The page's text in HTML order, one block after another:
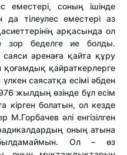
еместері, соның ішінде
да тілеулес еместері аз
арқасында ол
зор беделге ие болды.
аренаға қайта құру
қоғамдық қайраткерлерге
саясатқа есімі әбден
жылдың өзінде бұл есім
кірген болатын, ол кезде
М.Горбачев әлі енгізілген
оның атына
Ол – өз